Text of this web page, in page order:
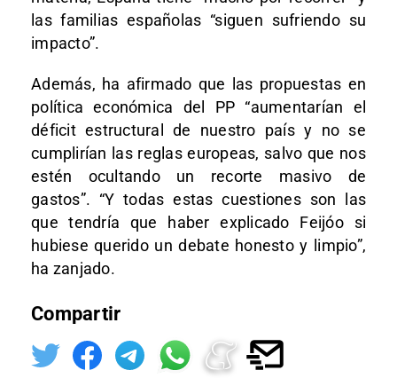
las familias españolas “siguen sufriendo su
impacto”.
Además, ha afirmado que las propuestas en
política económica del PP “aumentarían el
déficit estructural de nuestro país y no se
cumplirían las reglas europeas, salvo que nos
estén ocultando un recorte masivo de
gastos”. “Y todas estas cuestiones son las
que tendría que haber explicado Feijóo si
hubiese querido un debate honesto y limpio”,
ha zanjado.
Compartir